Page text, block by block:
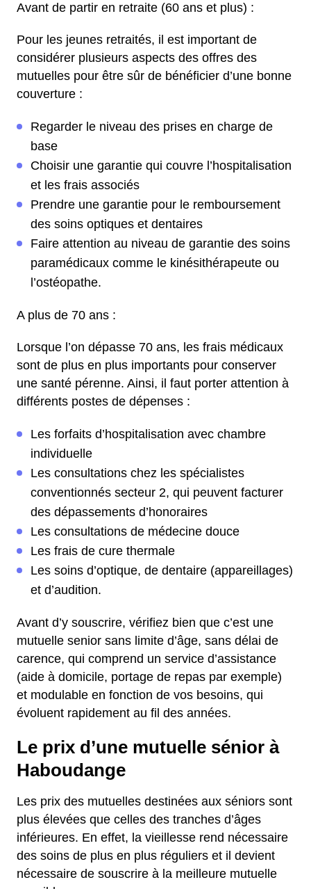
Avant de partir en retraite (60 ans et plus) :
Pour les jeunes retraités, il est important de
considérer plusieurs aspects des offres des
mutuelles pour être sûr de bénéficier d’une bonne
couverture :
Regarder le niveau des prises en charge de
base
Choisir une garantie qui couvre l’hospitalisation
et les frais associés
Prendre une garantie pour le remboursement
des soins optiques et dentaires
Faire attention au niveau de garantie des soins
paramédicaux comme le kinésithérapeute ou
l’ostéopathe.
A plus de 70 ans :
Lorsque l’on dépasse 70 ans, les frais médicaux
sont de plus en plus importants pour conserver
une santé pérenne. Ainsi, il faut porter attention à
différents postes de dépenses :
Les forfaits d’hospitalisation avec chambre
individuelle
Les consultations chez les spécialistes
conventionnés secteur 2, qui peuvent facturer
des dépassements d’honoraires
Les consultations de médecine douce
Les frais de cure thermale
Les soins d’optique, de dentaire (appareillages)
et d’audition.
Avant d’y souscrire, vérifiez bien que c’est une
mutuelle senior sans limite d’âge, sans délai de
carence, qui comprend un service d’assistance
(aide à domicile, portage de repas par exemple)
et modulable en fonction de vos besoins, qui
évoluent rapidement au fil des années.
Le prix d’une mutuelle sénior à
Haboudange
Les prix des mutuelles destinées aux séniors sont
plus élevées que celles des tranches d’âges
inférieures. En effet, la vieillesse rend nécessaire
des soins de plus en plus réguliers et il devient
nécessaire de souscrire à la meilleure mutuelle